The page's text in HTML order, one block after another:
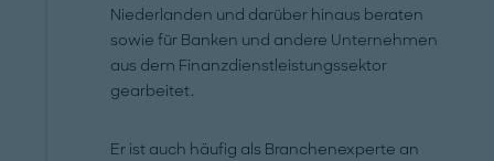
Niederlanden und darüber hinaus beraten
sowie für Banken und andere Unternehmen
aus dem Finanzdienstleistungssektor
gearbeitet.
Er ist auch häufig als Branchenexperte an